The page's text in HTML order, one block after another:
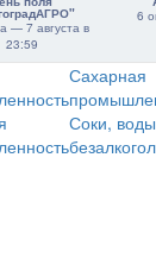
— 7 августа в
23:59
6
Сахарная
Соки,